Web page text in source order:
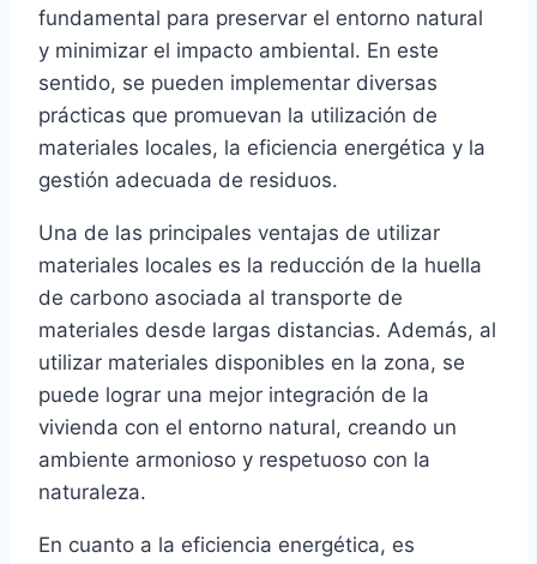
fundamental para preservar el entorno natural
y minimizar el impacto ambiental. En este
sentido, se pueden implementar diversas
prácticas que promuevan la utilización de
materiales locales, la eficiencia energética y la
gestión adecuada de residuos.
Una de las principales ventajas de utilizar
materiales locales es la reducción de la huella
de carbono asociada al transporte de
materiales desde largas distancias. Además, al
utilizar materiales disponibles en la zona, se
puede lograr una mejor integración de la
vivienda con el entorno natural, creando un
ambiente armonioso y respetuoso con la
naturaleza.
En cuanto a la eficiencia energética, es